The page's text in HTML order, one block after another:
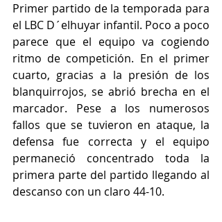
Primer partido de la temporada para
el LBC D´elhuyar infantil. Poco a poco
parece que el equipo va cogiendo
ritmo de competición. En el primer
cuarto, gracias a la presión de los
blanquirrojos, se abrió brecha en el
marcador. Pese a los numerosos
fallos que se tuvieron en ataque, la
defensa fue correcta y el equipo
permaneció concentrado toda la
primera parte del partido llegando al
descanso con un claro 44-10.